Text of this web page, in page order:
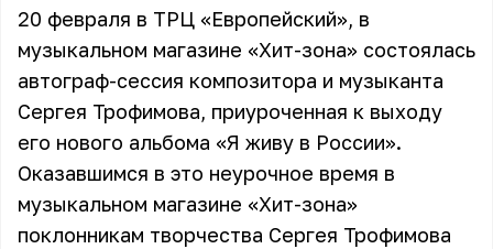
20 февраля в ТРЦ «Европейский», в
музыкальном магазине «Хит-зона» состоялась
автограф-сессия композитора и музыканта
Сергея Трофимова, приуроченная к выходу
его нового альбома «Я живу в России».
Оказавшимся в это неурочное время в
музыкальном магазине «Хит-зона»
поклонникам творчества Сергея Трофимова